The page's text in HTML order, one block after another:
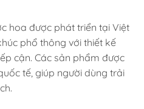
hoa được phát triển tại Việt
phổ thông với thiết kế
cận. Các sản phẩm được
tế, giúp người dùng trải